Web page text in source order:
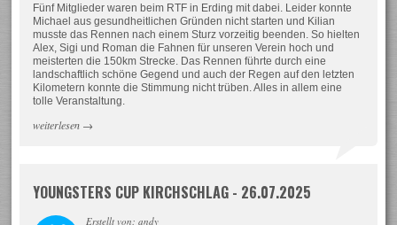
Fünf Mitglieder waren beim RTF in Erding mit dabei. Leider konnte
Michael aus gesundheitlichen Gründen nicht starten und Kilian
musste das Rennen nach einem Sturz vorzeitig beenden. So hielten
Alex, Sigi und Roman die Fahnen für unseren Verein hoch und
meisterten die 150km Strecke. Das Rennen führte durch eine
landschaftlich schöne Gegend und auch der Regen auf den letzten
Kilometern konnte die Stimmung nicht trüben. Alles in allem eine
tolle Veranstaltung.
weiterlesen →
YOUNGSTERS CUP KIRCHSCHLAG - 26.07.2025
Erstellt von: andy